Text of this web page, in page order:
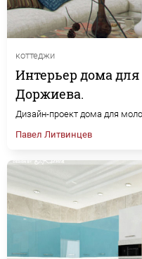
коттеджи
Интерьер дома
Доржиева.
Дизайн-проект дома для
Павел Литвинцев